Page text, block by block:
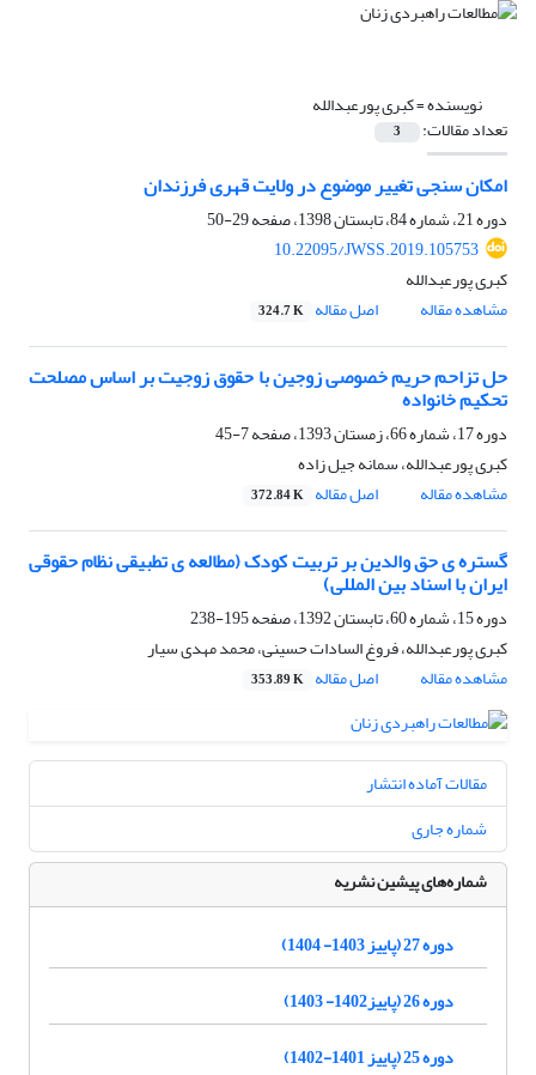
نویسنده =کبری پورعبدالله
تعداد مقالات: 3
امکان سنجی تغییر موضوع در ولایت قهری فرزندان
دوره 21، شماره 84، تابستان 1398، صفحه
29-50
10.22095/JWSS.2019.105753
کبری پورعبدالله
مشاهده مقاله
اصل مقاله 324.7 K
حل تزاحم حریم خصوصی زوجین با حقوق زوجیت بر اساس مصلحت
تحکیم خانواده
دوره 17، شماره 66، زمستان 1393، صفحه
7-45
کبری پورعبدالله، سمانه جیل زاده
مشاهده مقاله
اصل مقاله 372.84 K
گستره ی حق والدین بر تربیت کودک (مطالعه ی تطبیقی نظام حقوقی
ایران با اسناد بین المللی)
دوره 15، شماره 60، تابستان 1392، صفحه
195-238
کبری پورعبدالله، فروغ السادات حسینی، محمد مهدی سیار
مشاهده مقاله
اصل مقاله 353.89 K
مقالات آماده انتشار
شماره جاری
شماره‌های پیشین نشریه
دوره 27 (پاییز 1403- 1404)
دوره 26 (پاییز1402- 1403)
دوره 25 (پاییز 1401-1402)